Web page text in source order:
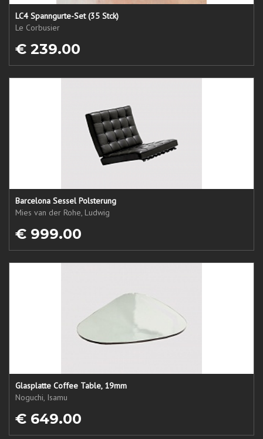
LC4 Spanngurte-Set (35 Stck)
Le Corbusier
€ 239.00
Barcelona Sessel Polsterung
Mies van der Rohe, Ludwig
€ 999.00
Glasplatte Coffee Table, 19mm
Noguchi, Isamu
€ 649.00